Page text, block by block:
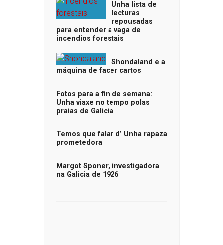
Unha lista de
lecturas
repousadas
para entender a vaga de
incendios forestais
Shondaland e a
máquina de facer cartos
Fotos para a fin de semana:
Unha viaxe no tempo polas
praias de Galicia
Temos que falar d’ Unha rapaza
prometedora
Margot Sponer, investigadora
na Galicia de 1926